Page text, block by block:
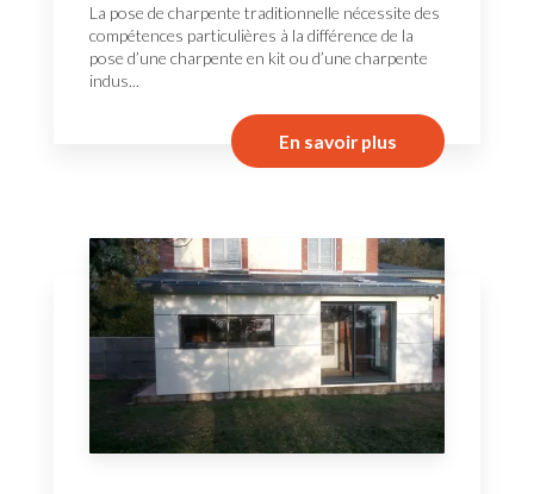
La pose de charpente traditionnelle nécessite des
compétences particulières à la différence de la
pose d’une charpente en kit ou d’une charpente
indus...
En savoir plus